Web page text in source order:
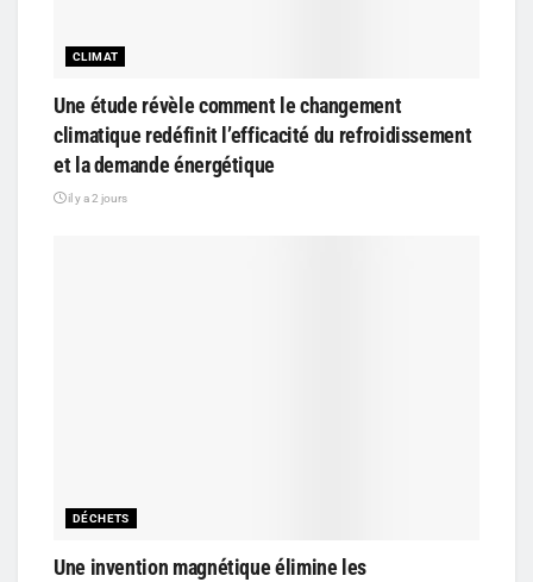
CLIMAT
Une étude révèle comment le changement
climatique redéfinit l’efficacité du refroidissement
et la demande énergétique
il y a 2 jours
DÉCHETS
Une invention magnétique élimine les